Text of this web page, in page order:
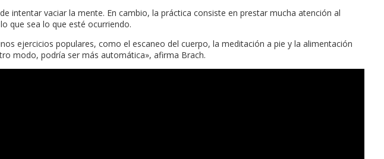
intentar vaciar la mente. En cambio, la práctica consiste en prestar mucha atención al
que sea lo que esté ocurriendo.
ejercicios populares, como el escaneo del cuerpo, la meditación a pie y la alimentación
modo, podría ser más automática», afirma Brach.